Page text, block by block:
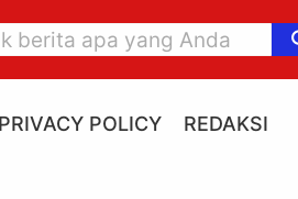
PRIVACY POLICY
REDAKSI